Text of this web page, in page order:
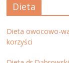
Dieta
Dieta owocowo-
korzyści